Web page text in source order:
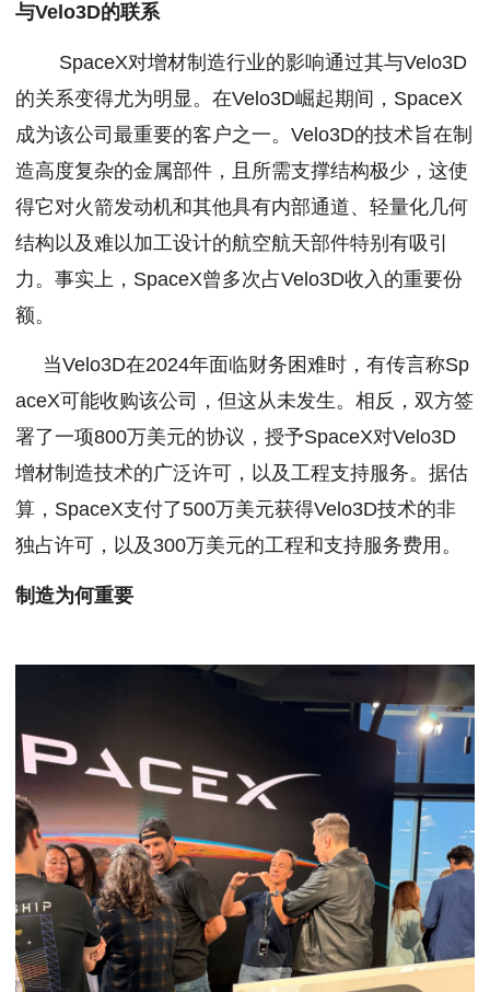
与Velo3D的联系
SpaceX对增材制造行业的影响通过其与Velo3D
的关系变得尤为明显。在Velo3D崛起期间，SpaceX
成为该公司最重要的客户之一。Velo3D的技术旨在制
造高度复杂的金属部件，且所需支撑结构极少，这使
得它对火箭发动机和其他具有内部通道、轻量化几何
结构以及难以加工设计的航空航天部件特别有吸引
力。事实上，SpaceX曾多次占Velo3D收入的重要份
额。
当Velo3D在2024年面临财务困难时，有传言称Sp
aceX可能收购该公司，但这从未发生。相反，双方签
署了一项800万美元的协议，授予SpaceX对Velo3D
增材制造技术的广泛许可，以及工程支持服务。据估
算，SpaceX支付了500万美元获得Velo3D技术的非
独占许可，以及300万美元的工程和支持服务费用。
制造为何重要